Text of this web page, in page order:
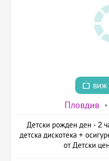
виж
Пловдив
Детски рожден ден - 2
детска дискотека +
от Детски